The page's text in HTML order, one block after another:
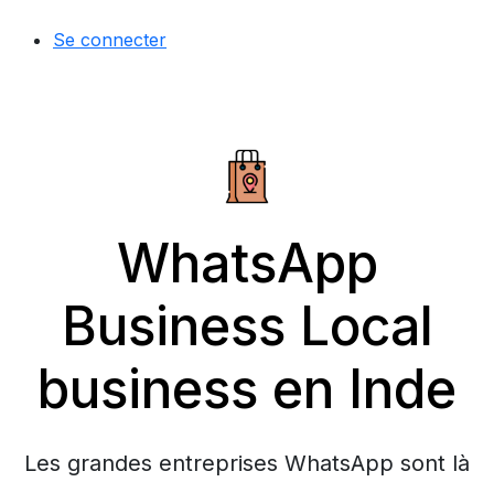
Se connecter
WhatsApp
Business Local
business en Inde
Les grandes entreprises WhatsApp sont là